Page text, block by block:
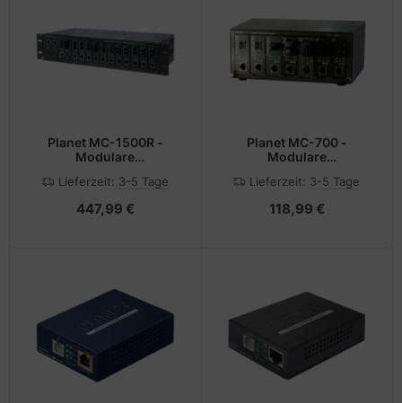
Planet MC-1500R -
Modulare
Lieferzeit: 3-5 Tage
447,99 €
Planet MC-700 -
Modulare
Lieferzeit: 3-5 Tage
118,99 €